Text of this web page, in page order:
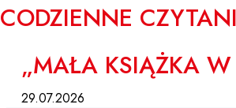
CODZIENNE
„MAŁA KSIĄŻKA
29.07.2026